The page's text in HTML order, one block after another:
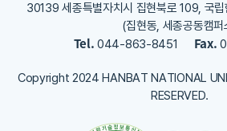
30139 세종특별자치시 집현북로 109, 국
(집현동, 세종공동캠퍼
Tel.044-863-8451 Fax.
Copyright 2024 HANBAT NATIONAL
RESERVED.